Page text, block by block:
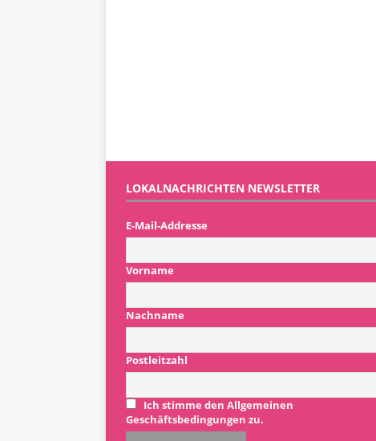
LOKALNACHRICHTEN NEWSLETTER
E-Mail-Addresse
Vorname
Nachname
Postleitzahl
Ich stimme den Allgemeinen
Geschäftsbedingungen zu.